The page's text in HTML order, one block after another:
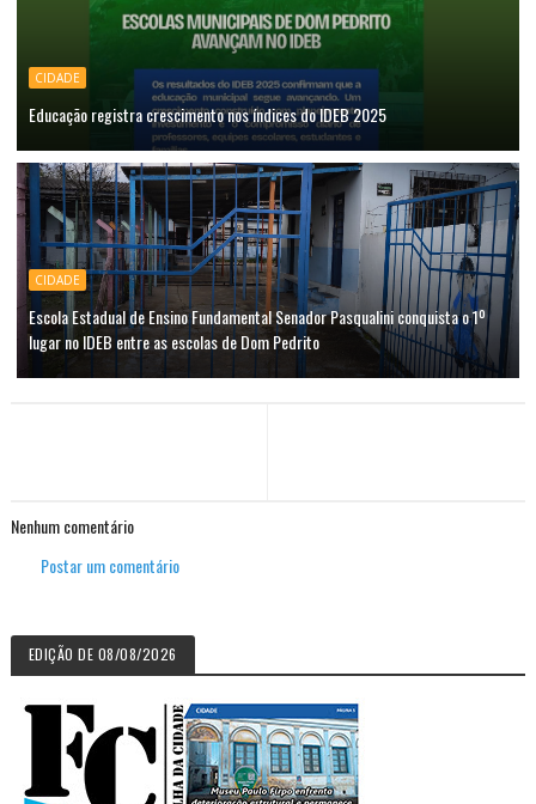
CIDADE
Educação registra crescimento nos índices do IDEB 2025
CIDADE
Escola Estadual de Ensino Fundamental Senador Pasqualini conquista o 1º
lugar no IDEB entre as escolas de Dom Pedrito
Nenhum comentário
Postar um comentário
EDIÇÃO DE 08/08/2026